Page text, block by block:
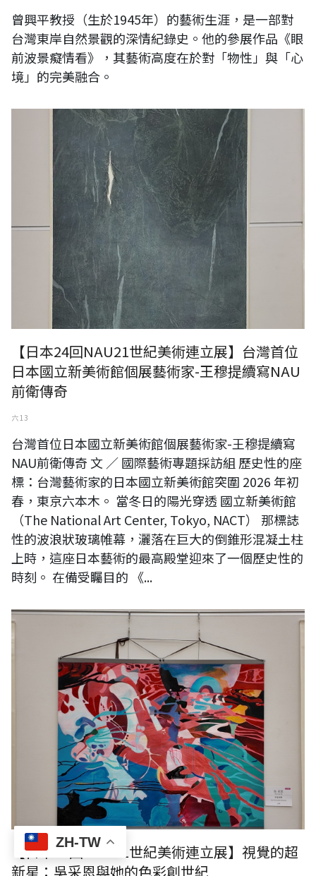
ZH-TW
曾興平教授（生於1945年）的藝術生涯，是一部對
台灣東岸自然景觀的深情紀錄史。他的參展作品《眼
前波景癡情看》，其藝術高度在於對「物性」與「心
境」的完美融合。
【日本24回NAU21世紀美術連立展】台灣首位
日本國立新美術館個展藝術家-王穆提續寫NAU
前衛傳奇
六 13
台灣首位日本國立新美術館個展藝術家-王穆提續寫
NAU前衛傳奇 文 ／ 國際藝術專題採訪組 歷史性的座
標：台灣藝術家的日本國立新美術館突圍 2026 年初
春，東京六本木。 當冬日的陽光穿透 國立新美術館
（The National Art Center, Tokyo, NACT） 那標誌
性的波浪狀玻璃帷幕，灑落在巨大的倒錐形混凝土柱
上時，這座日本藝術的最高殿堂迎來了一個歷史性的
時刻。 在備受矚目的 《...
【日本24回NAU21世紀美術連立展】視覺的超
新星：吳采恩與她的色彩創世紀